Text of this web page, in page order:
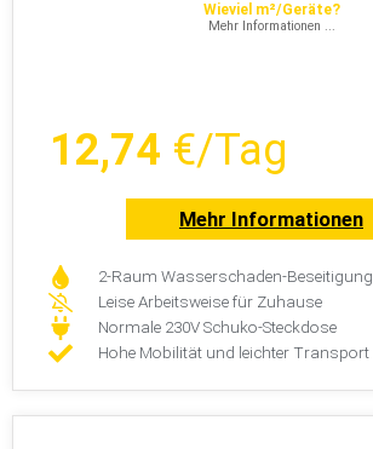
Wieviel m²/Geräte?
Mehr Informationen ...
12,74 €/Tag
Mehr Informationen
2-Raum Wasserschaden-Beseitigung
Leise Arbeitsweise für Zuhause
Normale 230V Schuko-Steckdose
Hohe Mobilität und leichter Transport